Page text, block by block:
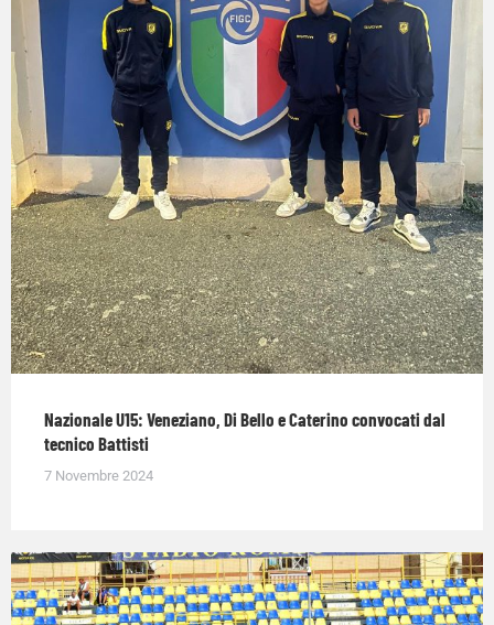
Nazionale U15: Veneziano, Di Bello e Caterino convocati dal
tecnico Battisti
7 Novembre 2024